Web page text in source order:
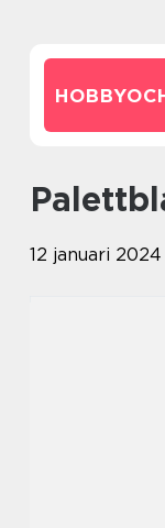
12 januari 2024